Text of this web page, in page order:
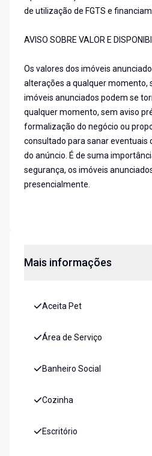
de utilização de FGTS e
AVISO SOBRE VALOR E
Os valores dos imóveis
alterações a qualquer momento,
imóveis anunciados podem se
qualquer momento, sem aviso
formalização do negócio ou
consultado para sanar eventuais
do anúncio. É de suma
segurança, os imóveis
presencialmente.
Mais informações
Aceita Pet
Área de Serviço
Banheiro Social
Cozinha
Escritório